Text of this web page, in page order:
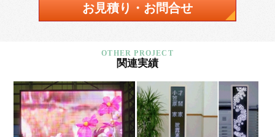
お見積り・お問合せ
関連実績